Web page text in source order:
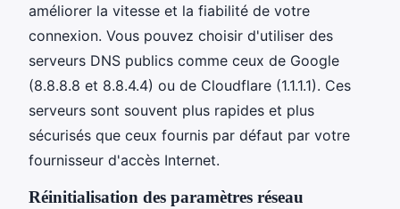
améliorer la vitesse et la fiabilité de votre
connexion. Vous pouvez choisir d'utiliser des
serveurs DNS publics comme ceux de Google
(8.8.8.8 et 8.8.4.4) ou de Cloudflare (1.1.1.1). Ces
serveurs sont souvent plus rapides et plus
sécurisés que ceux fournis par défaut par votre
fournisseur d'accès Internet.
Réinitialisation des paramètres réseau